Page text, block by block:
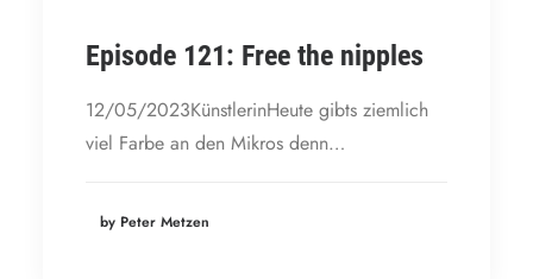
Episode 121: Free the nipples
12/05/2023KünstlerinHeute gibts ziemlich
viel Farbe an den Mikros denn…
by Peter Metzen